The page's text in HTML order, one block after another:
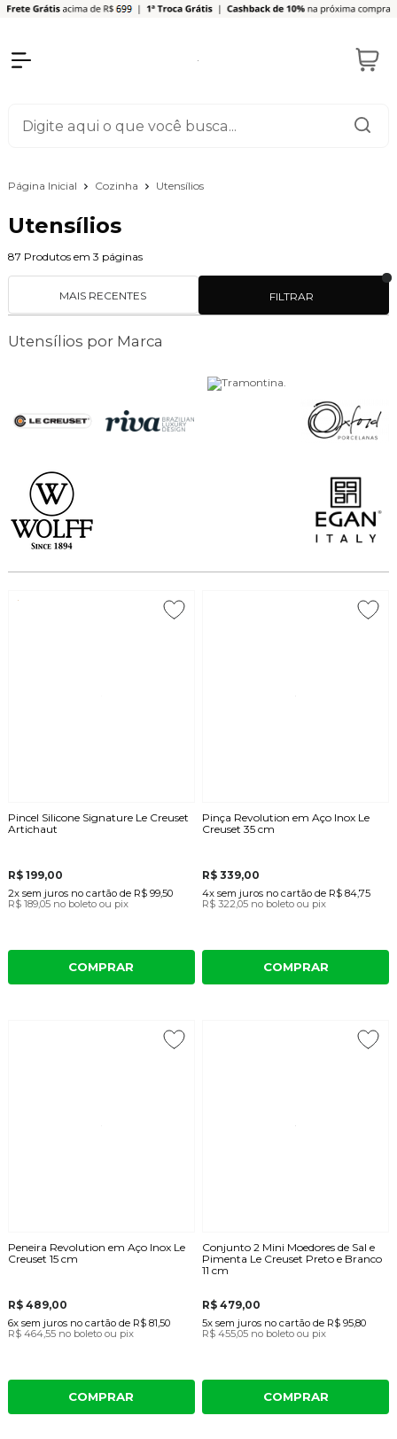
Página Inicial Cozinha Utensílios
Utensílios
87 Produtos em 3 páginas
FILTRAR
MAIS RECENTES
Utensílios por Marca
Pincel Silicone Signature Le Creuset
Artichaut
R$ 199,00
2x sem juros no cartãode R$ 99,50
R$ 189,05 no boleto ou pix
COMPRAR
Pinça Revolution em Aço Inox Le
Creuset 35 cm
R$ 339,00
4x sem juros no cartão de R$ 84,75
R$ 322,05 no boleto ou pix
COMPRAR
Peneira Revolution em Aço Inox Le
Creuset 15 cm
R$ 489,00
6x sem juros no cartãode R$ 81,50
R$ 464,55 no boleto ou pix
COMPRAR
Conjunto 2 Mini Moedores de Sal e
Pimenta Le Creuset Preto e Branco
11 cm
R$ 479,00
5x sem juros no cartão de R$ 95,80
R$ 455,05 no boleto ou pix
COMPRAR